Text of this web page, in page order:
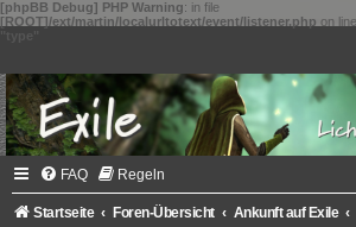
[phpBB Debug] PHP Warning: in file
[ROOT]/ext/martin/localurltotext/event/listener.php on line
FAQ Regeln
Startseite Foren-Übersicht Ankunft auf Exile